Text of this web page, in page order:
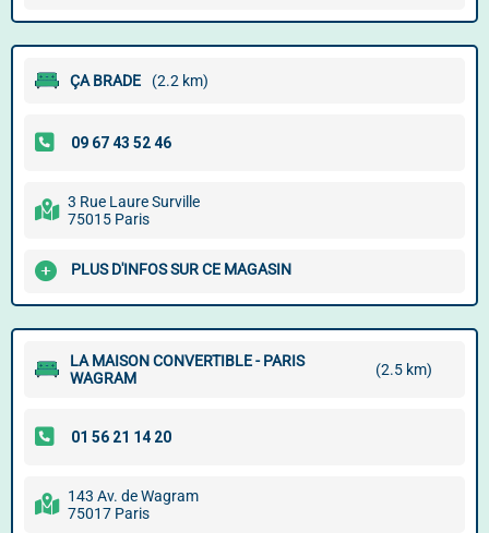
ÇA BRADE (2.2 km)
3 Rue Laure Surville
75015 Paris
PLUS D'INFOS SUR CE MAGASIN
LA MAISON CONVERTIBLE - PARIS
WAGRAM
(2.5 km)
143 Av. de Wagram
75017 Paris